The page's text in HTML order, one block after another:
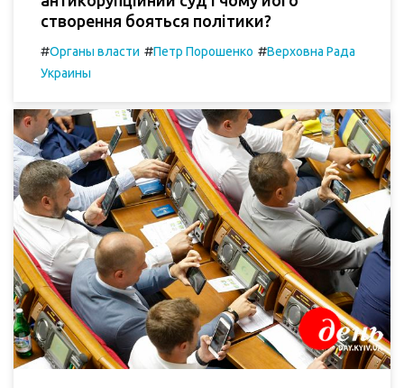
створення бояться політики?
#Органы власти #Петр Порошенко #Верховна Рада
Украины